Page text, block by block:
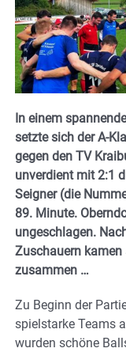
In einem
setzte sich der A-
gegen den TV
unverdient mit 2:1
Seigner (die
89. Minute.
ungeschlagen.
Zuschauern kamen
zusammen …
Zu Beginn der
spielstarke Teams
wurden schöne